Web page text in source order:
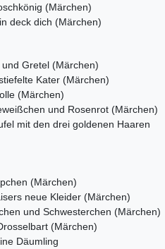
(Märchen)
deck dich (Märchen)
und Gretel (Märchen)
Kater (Märchen)
(Märchen)
und Rosenrot (Märchen)
mit den drei goldenen Haaren
(Märchen)
neue Kleider (Märchen)
und Schwesterchen (Märchen)
(Märchen)
Däumling